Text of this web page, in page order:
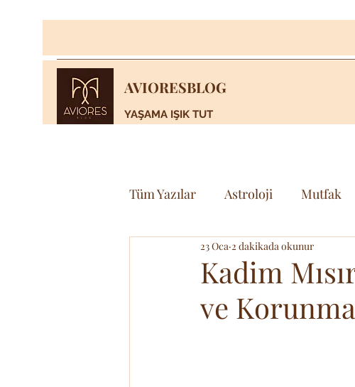
AVIORESBLOG
YAŞAMA IŞIK TUT
Tüm Yazılar Astroloji Mutfak
Bilim & Teknoloji
Kadim
ve
23 Oca 2 dakikada okunur